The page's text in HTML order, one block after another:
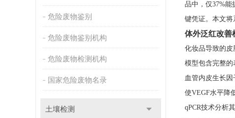
危险废物鉴别
危险废物鉴别机构
危险废物检测机构
国家危险废物名录
土壤检测
品中，仅37%能
键凭证。本文将
体外泛红改善
化妆品导致的
模型包含完整的
血管内皮生长
使VEGF水平降
qPCR技术分析